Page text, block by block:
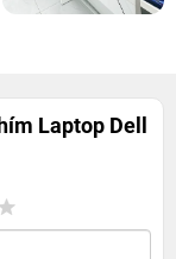
Laptop Dell